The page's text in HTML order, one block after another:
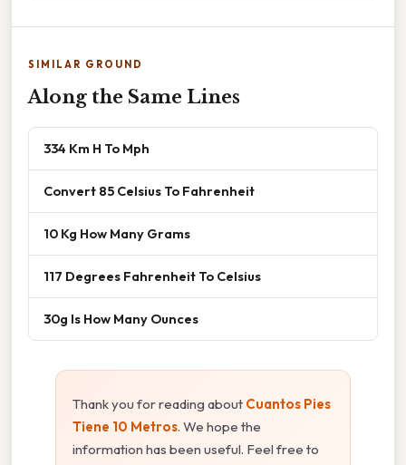
SIMILAR GROUND
Along the Same Lines
334 Km H To Mph
Convert 85 Celsius To Fahrenheit
10 Kg How Many Grams
117 Degrees Fahrenheit To Celsius
30g Is How Many Ounces
Thank you for reading about Cuantos Pies
Tiene 10 Metros. We hope the
information has been useful. Feel free to